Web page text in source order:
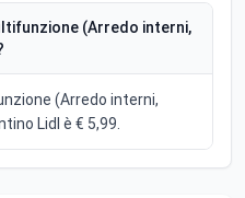
(Arredo interni,
(Arredo interni,
Lidl è € 5,99.